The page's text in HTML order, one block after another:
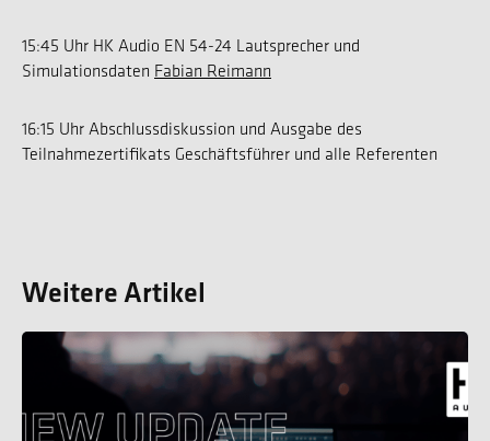
15:45 Uhr HK Audio EN 54-24 Lautsprecher und
Simulationsdaten Fabian Reimann
16:15 Uhr Abschlussdiskussion und Ausgabe des
Teilnahmezertifikats Geschäftsführer und alle Referenten
Weitere Artikel